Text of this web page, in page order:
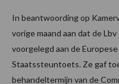
In beantwoording op
vorige maand aan dat de
voorgelegd aan de
Staatssteuntoets. Ze gaf
behandeltermijn van de